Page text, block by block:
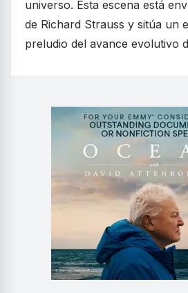
universo. Esta escena está
de Richard Strauss y sitúa un
preludio del avance evolutivo